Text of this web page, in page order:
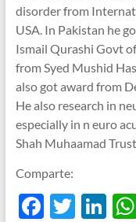
disorder from
USA. In Pakistan he
Ismail Qurashi Govt
from Syed Mushid
also got award from
He also research in
especially in n euro
Shah Muhaamad
Comparte:
F T Li